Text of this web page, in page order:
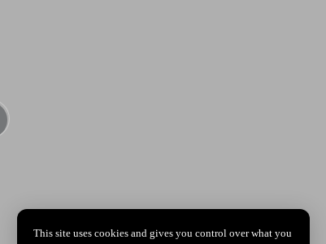
This site uses cookies and gives you control over what you